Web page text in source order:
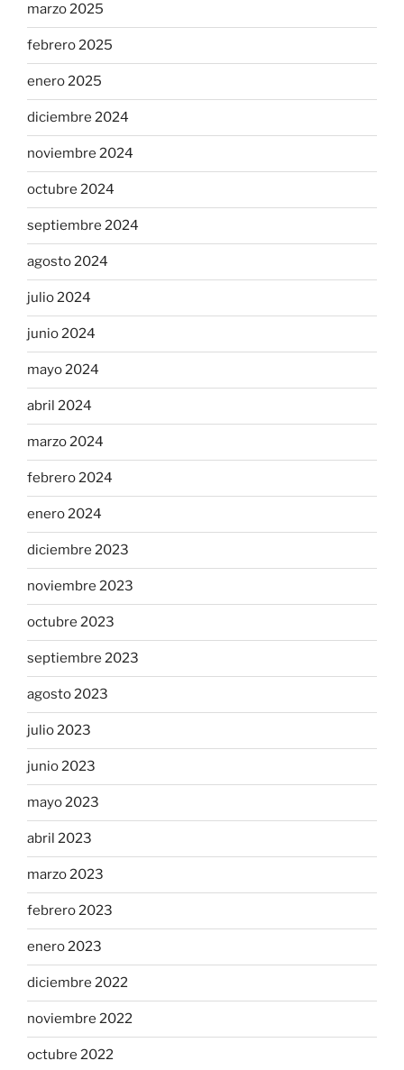
marzo 2025
febrero 2025
enero 2025
diciembre 2024
noviembre 2024
octubre 2024
septiembre 2024
agosto 2024
julio 2024
junio 2024
mayo 2024
abril 2024
marzo 2024
febrero 2024
enero 2024
diciembre 2023
noviembre 2023
octubre 2023
septiembre 2023
agosto 2023
julio 2023
junio 2023
mayo 2023
abril 2023
marzo 2023
febrero 2023
enero 2023
diciembre 2022
noviembre 2022
octubre 2022